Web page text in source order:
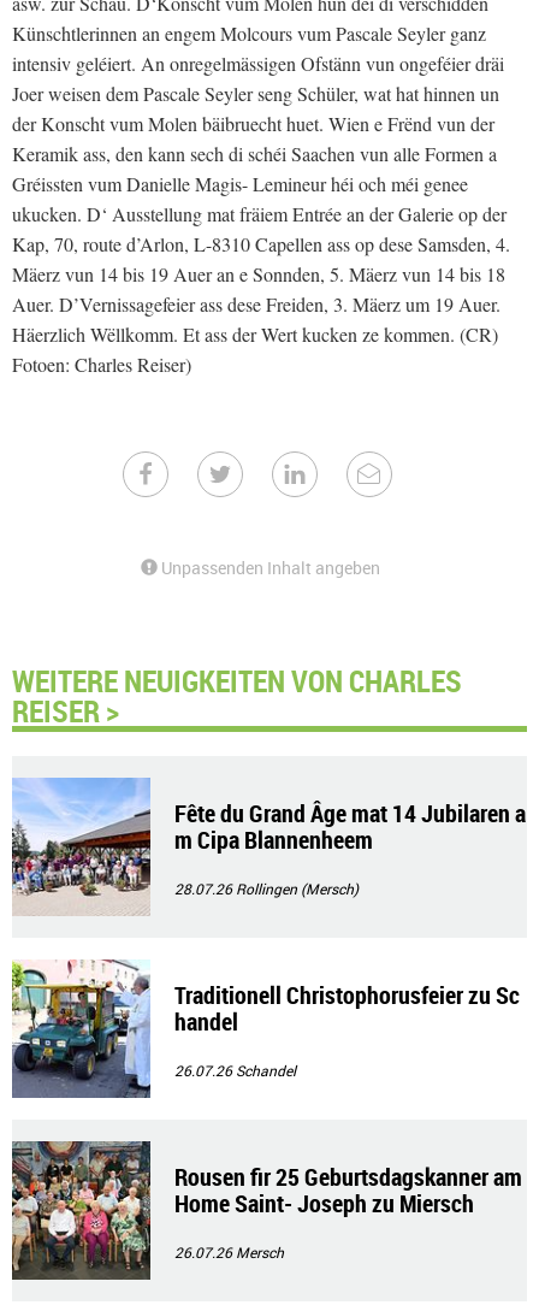
Künschtlerinnen an engem Molcours vum Pascale Seyler ganz
intensiv geléiert. An onregelmässigen Ofstänn vun ongeféier dräi
Joer weisen dem Pascale Seyler seng Schüler, wat hat hinnen un
der Konscht vum Molen bäibruecht huet. Wien e Frënd vun der
Keramik ass, den kann sech di schéi Saachen vun alle Formen a
Gréissten vum Danielle Magis- Lemineur héi och méi genee
ukucken. D‘ Ausstellung mat fräiem Entrée an der Galerie op der
Kap, 70, route d’Arlon, L-8310 Capellen ass op dese Samsden, 4.
Mäerz vun 14 bis 19 Auer an e Sonnden, 5. Mäerz vun 14 bis 18
Auer. D’Vernissagefeier ass dese Freiden, 3. Mäerz um 19 Auer.
Häerzlich Wëllkomm. Et ass der Wert kucken ze kommen. (CR)
Fotoen: Charles Reiser)
Unpassenden Inhalt angeben
WEITERE NEUIGKEITEN VON CHARLES
REISER >
Fête du Grand Âge mat 14 Jubilaren a
m Cipa Blannenheem
28.07.26Rollingen (Mersch)
Traditionell Christophorusfeier zu Sc
handel
26.07.26Schandel
Rousen fir 25 Geburtsdagskanner am
Home Saint- Joseph zu Miersch
26.07.26Mersch